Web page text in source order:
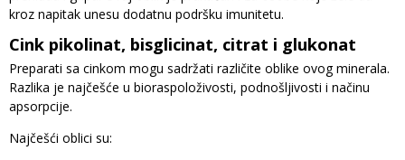
kroz napitak unesu dodatnu podršku imunitetu.
Cink pikolinat, bisglicinat, citrat i glukonat
Preparati sa cinkom mogu sadržati različite oblike ovog minerala.
Razlika je najčešće u bioraspoloživosti, podnošljivosti i načinu
apsorpcije.
Najčešći oblici su: